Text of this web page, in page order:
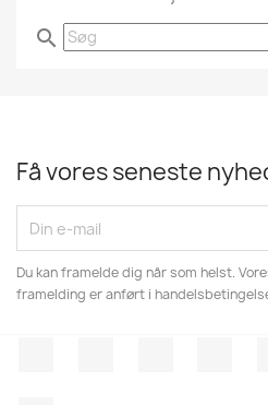
search
Få vores seneste
Du kan framelde dig når som helst.
framelding er anført i